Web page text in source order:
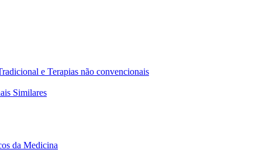
e Terapias não convencionais
Similares
da Medicina